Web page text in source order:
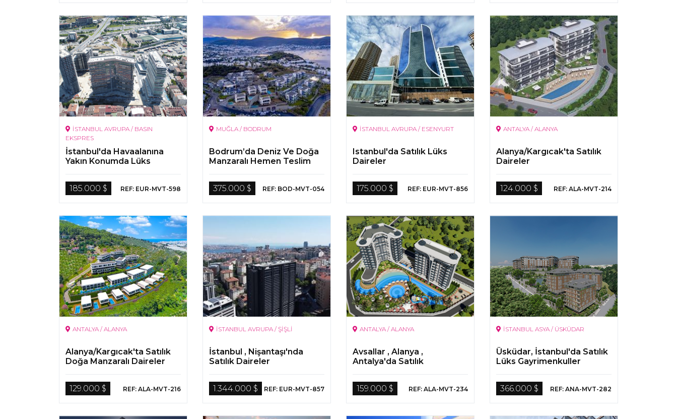
İSTANBUL AVRUPA / BASIN
EKSPRES
İstanbul'da Havaalanına
Yakın Konumda Lüks
185.000 $
REF: EUR-MVT-598
MUĞLA / BODRUM
Bodrum’da Deniz Ve Doğa
Manzaralı Hemen Teslim
375.000 $
REF: BOD-MVT-054
İSTANBUL AVRUPA / ESENYURT
Istanbul'da Satılık Lüks
Daireler
175.000 $ REF: EUR-MVT-856
ANTALYA / ALANYA
Alanya/Kargıcak'ta Satılık
Daireler
124.000 $ REF: ALA-MVT-214
ANTALYA / ALANYA
Alanya/Kargıcak'ta Satılık
Doğa Manzaralı Daireler
129.000 $ REF: ALA-MVT-216
İSTANBUL AVRUPA / ŞİŞLİ
İstanbul , Nişantaşı'nda
Satılık Daireler
1.344.000 $ REF: EUR-MVT-857
ANTALYA / ALANYA
Avsallar , Alanya ,
Antalya'da Satılık
159.000 $
REF: ALA-MVT-234
İSTANBUL ASYA / ÜSKÜDAR
Üsküdar, İstanbul'da Satılık
Lüks Gayrimenkuller
366.000 $ REF: ANA-MVT-282